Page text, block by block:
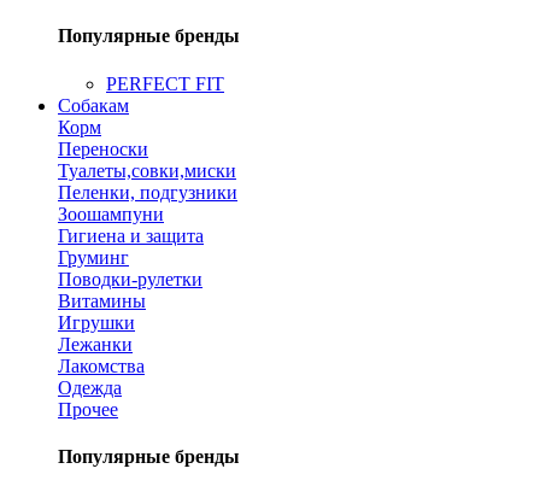
Популярные бренды
PERFECT FIT
Собакам
Корм
Переноски
Туалеты,совки,миски
Пеленки, подгузники
Зоошампуни
Гигиена и защита
Груминг
Поводки-рулетки
Витамины
Игрушки
Лежанки
Лакомства
Одежда
Прочее
Популярные бренды